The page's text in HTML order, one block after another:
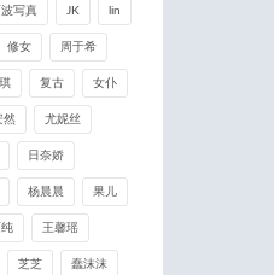
写真 JK lin
修女 周于希
复古 女仆
然 尤妮丝
日奈娇
杨晨晨 果儿
王馨瑶
芝芝 蠢沫沫